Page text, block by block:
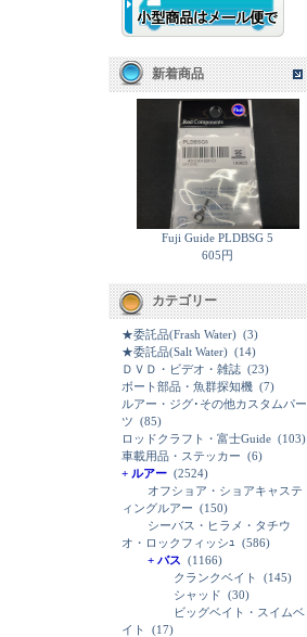
新着商品
Fuji Guide PLDBSG 5
605円
カテゴリー
★委託品(Frash Water) (3)
★委託品(Salt Water) (14)
ＤＶＤ・ビデオ・雑誌 (23)
ボート部品・魚群探知機 (7)
ルアー・ジグ･その他カスタムパー
ツ (85)
ロッドクラフト・富士Guide (103)
車載用品・ステッカー (6)
+ ルアー (2524)
オフショア・ショアキャステ
ィングルアー (150)
シーバス・ヒラメ・タチウ
オ・ロックフィッシｭ (586)
+ バス (1166)
クランクベイト
(145)
シャッド (30)
ビッグベイト・スイムベ
イト
(17)